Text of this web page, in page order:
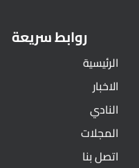
روابط سريعة
الرئيسية
الاخبار
النادي
المجلات
اتصل بنا